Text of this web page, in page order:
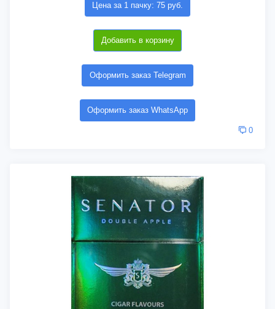
Цена за 1 пачку: 75 руб.
Добавить в корзину
Оформить заказ Telegram
Оформить заказ WhatsApp
0